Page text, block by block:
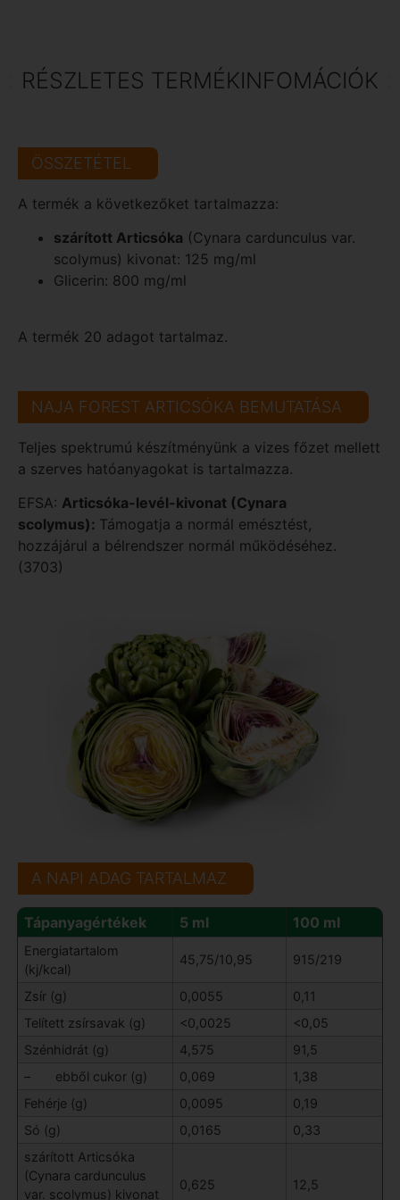
RÉSZLETES TERMÉKINFOMÁCIÓK
ÖSSZETÉTEL
A termék a következőket tartalmazza:
szárított Articsóka (Cynara cardunculus var.
scolymus) kivonat: 125 mg/ml
Glicerin: 800 mg/ml
A termék 20 adagot tartalmaz.
NAJA FOREST ARTICSÓKA BEMUTATÁSA
Teljes spektrumú készítményünk a vizes főzet mellett
a szerves hatóanyagokat is tartalmazza.
EFSA: Articsóka-levél-kivonat (Cynara
scolymus): Támogatja a normál emésztést,
hozzájárul a bélrendszer normál működéséhez.
(3703)
A NAPI ADAG TARTALMAZ
Tápanyagértékek 5 ml 100 ml
Energiatartalom
(kj/kcal)
45,75/10,95 915/219
Zsír (g) 0,0055
0,11
Telített zsírsavak (g)
<0,0025
<0,05
Szénhidrát (g)
4,575
91,5
– ebből cukor (g)
0,069
1,38
Fehérje (g)
0,0095
0,19
Só (g)
0,0165
0,33
szárított Articsóka
(Cynara cardunculus
var. scolymus) kivonat
0,625 12,5